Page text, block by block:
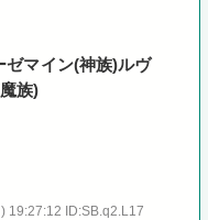
ゼマイン(神族)ルヴ
族)
19:27:12 ID:SB.q2.L17